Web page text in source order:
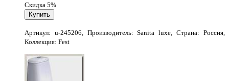
Скидка 5%
Артикул: u-245206, Производитель: Sanita luxe, Страна: Россия,
Коллекция: Fest